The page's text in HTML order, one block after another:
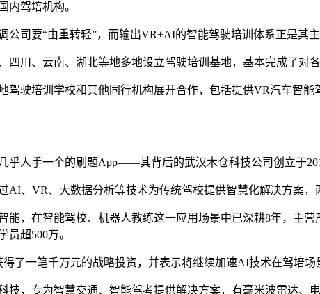
内驾培机构。
公司要“由重转轻”，而输出VR+AI的智能驾驶培训体系正是其主
四川、云南、湖北等地多地设立驾驶培训基地，基本完成了对
驾驶培训学校和其他同行机构展开合作，包括提供VR汽车智
人手一个的刷题App——其背后的武汉木仓科技公司创立于
AI、VR、大数据分析等技术为传统驾校提供智慧化解决方案
能，在智能驾校、机器人教练这一应用场景中已深耕8年，主
员超500万。
了一笔千万元的战略投资，并表示将继续加速AI技术在驾培场
技，专为智慧交通、智能驾考提供解决方案，有毫米波雷达